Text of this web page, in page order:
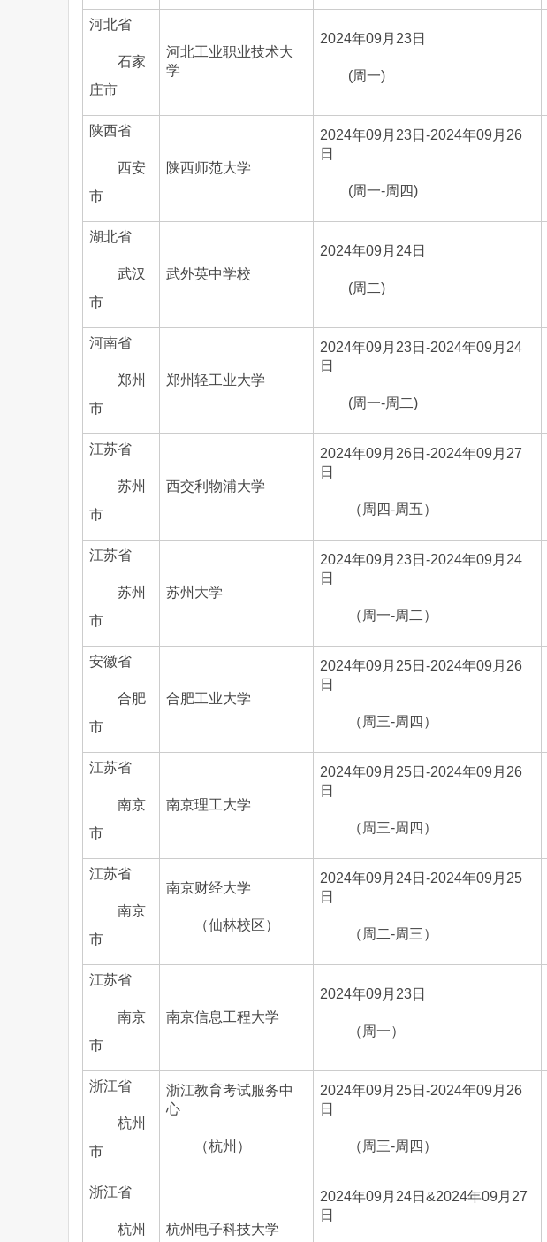
河北省
石家
庄市
河北工业职业技术大
学
2024年09月23日
(周一)
陕西省
西安
市
陕西师范大学
2024年09月23日-2024年09月26
日
(周一-周四)
湖北省
武汉
市
武外英中学校
2024年09月24日
(周二)
河南省
郑州
市
郑州轻工业大学
2024年09月23日-2024年09月24
日
(周一-周二)
江苏省
苏州
市
西交利物浦大学
2024年09月26日-2024年09月27
日
（周四-周五）
江苏省
苏州
市
苏州大学
2024年09月23日-2024年09月24
日
（周一-周二）
安徽省
合肥
市
合肥工业大学
2024年09月25日-2024年09月26
日
（周三-周四）
江苏省
南京
市
南京理工大学
2024年09月25日-2024年09月26
日
（周三-周四）
江苏省
南京
市
南京财经大学
（仙林校区）
2024年09月24日-2024年09月25
日
（周二-周三）
江苏省
南京
市
南京信息工程大学
2024年09月23日
（周一）
浙江省
杭州
市
浙江教育考试服务中
心
（杭州）
2024年09月25日-2024年09月26
日
（周三-周四）
浙江省
杭州 杭州电子科技大学
2024年09月24日&2024年09月27
日